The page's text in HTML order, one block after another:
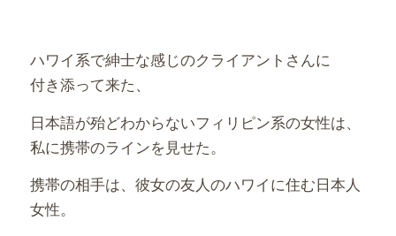
ハワイ系で紳士な感じのクライアントさんに
付き添って来た、
日本語が殆どわからないフィリピン系の女性は、
私に携帯のラインを見せた。
携帯の相手は、彼女の友人のハワイに住む日本人
女性。